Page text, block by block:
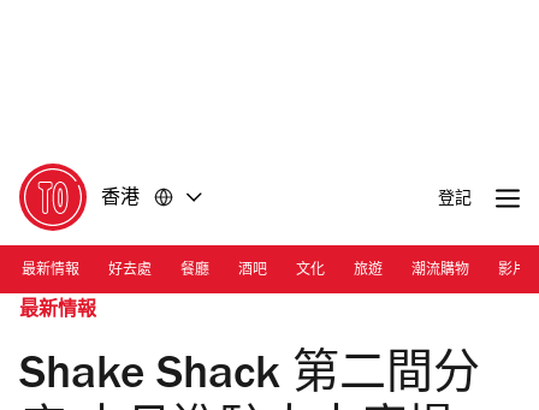
香港 登記
最新情報 好去處 餐廳 酒吧 文化 旅遊 潮流購物 影片
最新情報
Shake Shack 第二間分